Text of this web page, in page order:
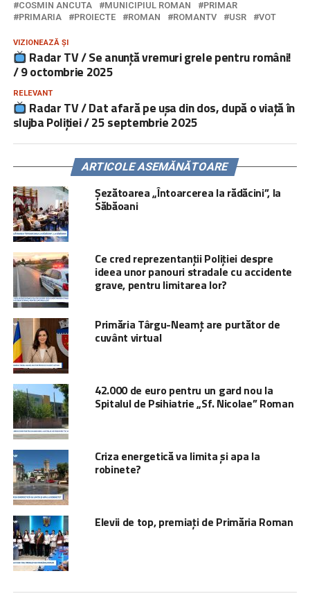
COSMIN ANCUTA MUNICIPIUL ROMAN
PRIMAR
PRIMARIA
PROIECTE ROMAN ROMANTV USR VOT
VIZIONEAZĂ ȘI
Radar TV / Se anunță vremuri grele pentru români!
/ 9 octombrie 2025
RELEVANT
Radar TV / Dat afară pe ușa din dos, după o viață în
slujba Poliției / 25 septembrie 2025
ARTICOLE ASEMĂNĂTOARE
Șezătoarea „Întoarcerea la rădăcini”, la
Săbăoani
Ce cred reprezentanții Poliției despre
ideea unor panouri stradale cu accidente
grave, pentru limitarea lor?
Primăria Târgu-Neamț are purtător de
cuvânt virtual
42.000 de euro pentru un gard nou la
Spitalul de Psihiatrie „Sf. Nicolae” Roman
Criza energetică va limita și apa la
robinete?
Elevii de top, premiați de Primăria Roman